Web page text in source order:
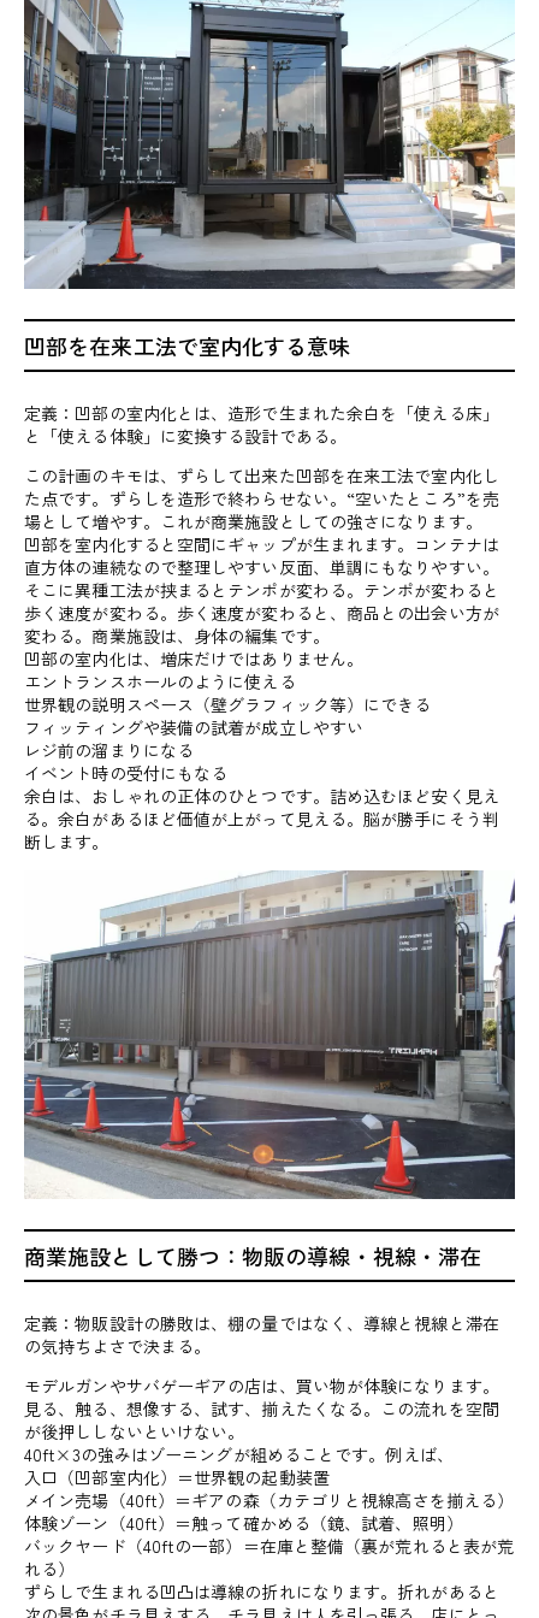
凹部を在来工法で室内化する意味
定義：凹部の室内化とは、造形で生まれた余白を「使える床」
と「使える体験」に変換する設計である。
この計画のキモは、ずらして出来た凹部を在来工法で室内化し
た点です。ずらしを造形で終わらせない。“空いたところ”を売
場として増やす。これが商業施設としての強さになります。
凹部を室内化すると空間にギャップが生まれます。コンテナは
直方体の連続なので整理しやすい反面、単調にもなりやすい。
そこに異種工法が挟まるとテンポが変わる。テンポが変わると
歩く速度が変わる。歩く速度が変わると、商品との出会い方が
変わる。商業施設は、身体の編集です。
凹部の室内化は、増床だけではありません。
エントランスホールのように使える
世界観の説明スペース（壁グラフィック等）にできる
フィッティングや装備の試着が成立しやすい
レジ前の溜まりになる
イベント時の受付にもなる
余白は、おしゃれの正体のひとつです。詰め込むほど安く見え
る。余白があるほど価値が上がって見える。脳が勝手にそう判
断します。
商業施設として勝つ：物販の導線・視線・滞在
定義：物販設計の勝敗は、棚の量ではなく、導線と視線と滞在
の気持ちよさで決まる。
モデルガンやサバゲーギアの店は、買い物が体験になります。
見る、触る、想像する、試す、揃えたくなる。この流れを空間
が後押ししないといけない。
40ft×3の強みはゾーニングが組めることです。例えば、
入口（凹部室内化）＝世界観の起動装置
メイン売場（40ft）＝ギアの森（カテゴリと視線高さを揃える）
体験ゾーン（40ft）＝触って確かめる（鏡、試着、照明）
バックヤード（40ftの一部）＝在庫と整備（裏が荒れると表が荒
れる）
ずらしで生まれる凹凸は導線の折れになります。折れがあると